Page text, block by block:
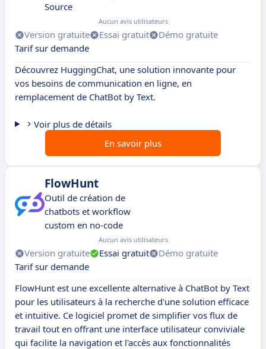
Source
Aucun avis utilisateurs
Version gratuite Essai gratuit
Démo gratuite
Tarif sur demande
Découvrez HuggingChat, une solution innovante pour
vos besoins de communication en ligne, en
remplacement de ChatBot by Text.
Voir plus de détails
En savoir plus
FlowHunt
Outil de création de
chatbots et workflow
custom en no-code
Aucun avis utilisateurs
Version gratuite Essai gratuit
Démo gratuite
Tarif sur demande
FlowHunt est une excellente alternative à ChatBot by Text
pour les utilisateurs à la recherche d'une solution efficace
et intuitive. Ce logiciel promet de simplifier vos flux de
travail tout en offrant une interface utilisateur conviviale
qui facilite la navigation et l'accès aux fonctionnalités